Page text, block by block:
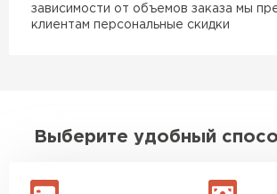
зависимости от объемов заказа мы
клиентам персональные скидки
Выберите удобный